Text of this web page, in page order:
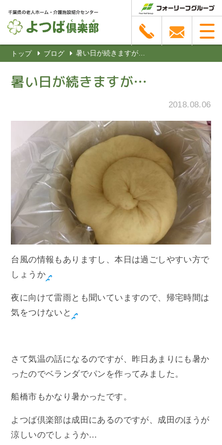
トップ ブログ 暑い日が続きますが…
暑い日が続きますが…
2018.08.06
台風の情報もありますし、本日は過ごしやすい方で
しょうか
夜に向けて雷雨とも聞いていますので、帰宅時間は
気をつけないと
さて気温の話になるのですが、昨日あまりにも暑か
ったのでベランダでパンを作ってみました。
船橋市もかなり暑かったです。
よつば倶楽部は成田にあるのですが、成田のほうが
涼しいのでしょうか…